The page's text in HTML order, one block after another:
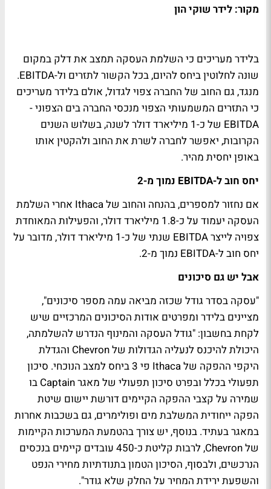
מקור: לידר שוקי הון
בלידר מעריכים כי השלמת העסקה תמצב את דלק במקום
שונה לחלוטין ביחס להיום, בכל הקשור לתזרים ול-EBITDA.
מנגד, גם החוב של החברה צפוי לגדול, אולם בלידר מעריכים
כי התזרים המשמעותי הצפוי מנכסי החברה בים הצפוני -
EBITDA של כ-1 מיליארד דולר לשנה, בשלוש השנים
הקרובות, יאפשר לחברה לשרת את החוב ולהקטין אותו
באופן יחסית מהיר.
יחס חוב ל-EBITDA נמוך מ-2
אם נחזור למספרים, בהנחה והחוב של Ithaca אחרי השלמת
העסקה יעמוד על כ-1.8 מיליארד דולר, והפעילות המאוחדת
צפויה לייצר EBITDA שנתי של כ-1 מיליארד דולר, מדובר על
יחס חוב ל-EBITDA נמוך מ-2.
אבל יש גם סיכונים
"עסקה בסדר גודל שכזה מביאה עמה מספר סיכונים",
מציינים בלידר ומפרטים אודות הסיכונים המרכזיים שיש
לקחת בחשבון: "גודל העסקה והמינוף הנדרש להשלמתה,
היכולת להיכנס לנעליה הגדולות של Chevron והגדלת
היקפי ההפקה של Ithaca פי 3 ביחס למצב הנוכחי. סיכון
תפעולי בכלל ובפרט סיכון תפעולי של מאגר Captain בו
שמירה על קצבי ההפקה הקיימים דורשת יישום שיטת
הפקה ייחודית המשלבת מים ופולימרים, גם בשכבות אחרות
במאגר בעתיד. בנוסף, יש צורך בהטמעת המערכות הקיימות
של Chevron, לרבות קליטת כ-450 עובדים קיימים בנכסים
הנרכשים, ולבסוף, הסיכון הטמון בתנודתיות מחירי הנפט
והשפעת ירידת המחיר על החלק שלא גודר".